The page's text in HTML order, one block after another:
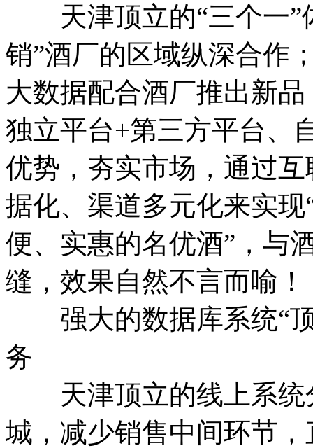
天津顶立的“三个一”
销”酒厂的区域纵深合作
大数据配合酒厂推出新
独立平台+第三方平台、
优势，夯实市场，通过
据化、渠道多元化来实
便、实惠的名优酒”，与
缝，效果自然不言而喻
强大的数据库系统“顶
务
天津顶立的线上系统
城，减少销售中间环节